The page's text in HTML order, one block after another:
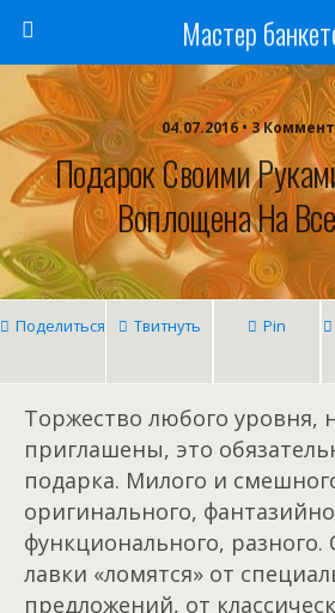
Мастер
04.07.2016 • 3
Подарок Своими
Воплощена На
Поделиться Твитнуть Pin
Торжество любого уровня,
приглашены, это
подарка. Милого и
оригинального,
функционального,
лавки «ломятся» от
предложений, от